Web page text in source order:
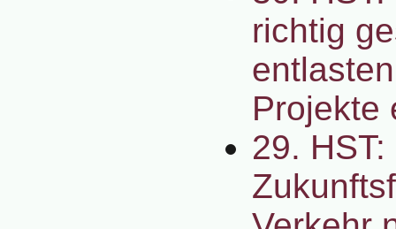
richtig
Projekte
29.